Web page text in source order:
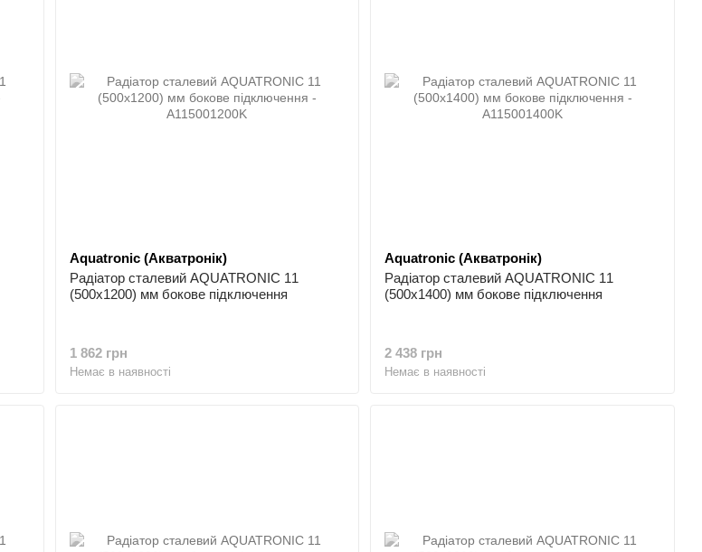
Aquatronic (Акватронік)
Радіатор сталевий AQUATRONIC 11
(500x1200) мм бокове підключення
1 862 грн
Немає в наявності
Aquatronic (Акватронік)
Радіатор сталевий AQUATRONIC 11
(500x1400) мм бокове підключення
2 438 грн
Немає в наявності